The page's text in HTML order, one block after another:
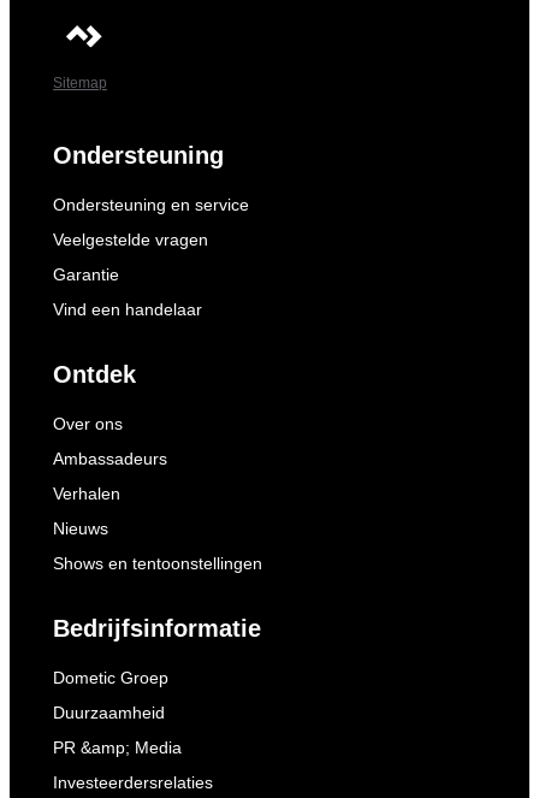
Sitemap
Ondersteuning
Ondersteuning en service
Veelgestelde vragen
Garantie
Vind een handelaar
Ontdek
Over ons
Ambassadeurs
Verhalen
Nieuws
Shows en tentoonstellingen
Bedrijfsinformatie
Dometic Groep
Duurzaamheid
PR &amp; Media
Investeerdersrelaties